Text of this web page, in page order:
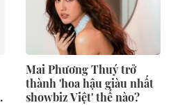
Mai Phương Thuý trở
thành 'hoa hậu giàu nhất
showbiz Việt' thế nào?